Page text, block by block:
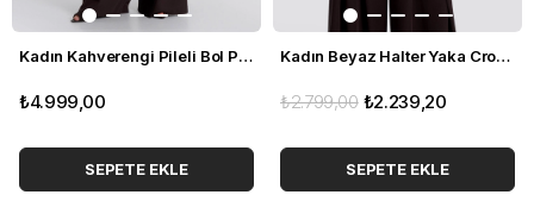
Kadın Kahverengi Pileli Bol Paça Pantolon
₺4.999,00
SEPETE EKLE
Kadın Beyaz Halter Yaka Crop Yelek
₺2.239,20
₺2.799,00
SEPETE EKLE